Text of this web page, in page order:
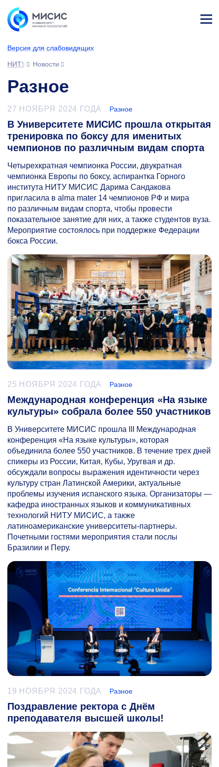
Версия для слабовидящих
НИТУ МИСИС
Новости
Разное
27 НОЯБРЯ 2024 ГОДА Разное
В Университете МИСИС прошла открытая
тренировка по боксу для именитых
чемпионов по различным видам спорта
Четырехкратная чемпионка России, двукратная
чемпионка Европы по боксу, аспирантка Горного
института НИТУ МИСИС Дарима Сандакова
пригласила в alma mater 14 чемпионов РФ и мира
по различным видам спорта, чтобы провести
показательное занятие для них, а также студентов вуза.
Мероприятие состоялось при поддержке Федерации
бокса России.
25 НОЯБРЯ 2024 ГОДА Разное
Международная конференция «На языке
культуры» собрала более 550 участников
В Университете МИСИС прошла III Международная
конференция «На языке культуры», которая
объединила более 550 участников. В течение трех дней
спикеры из России, Китая, Кубы, Уругвая и др.
обсуждали вопросы выражения идентичности через
культуру стран Латинской Америки, актуальные
проблемы изучения испанского языка. Организаторы —
кафедра иностранных языков и коммуникативных
технологий НИТУ МИСИС, а также
латиноамериканские университеты-партнеры.
Почетными гостями мероприятия стали послы
Бразилии и Перу.
19 НОЯБРЯ 2024 ГОДА Разное
Поздравление ректора с Днём
преподавателя высшей школы!